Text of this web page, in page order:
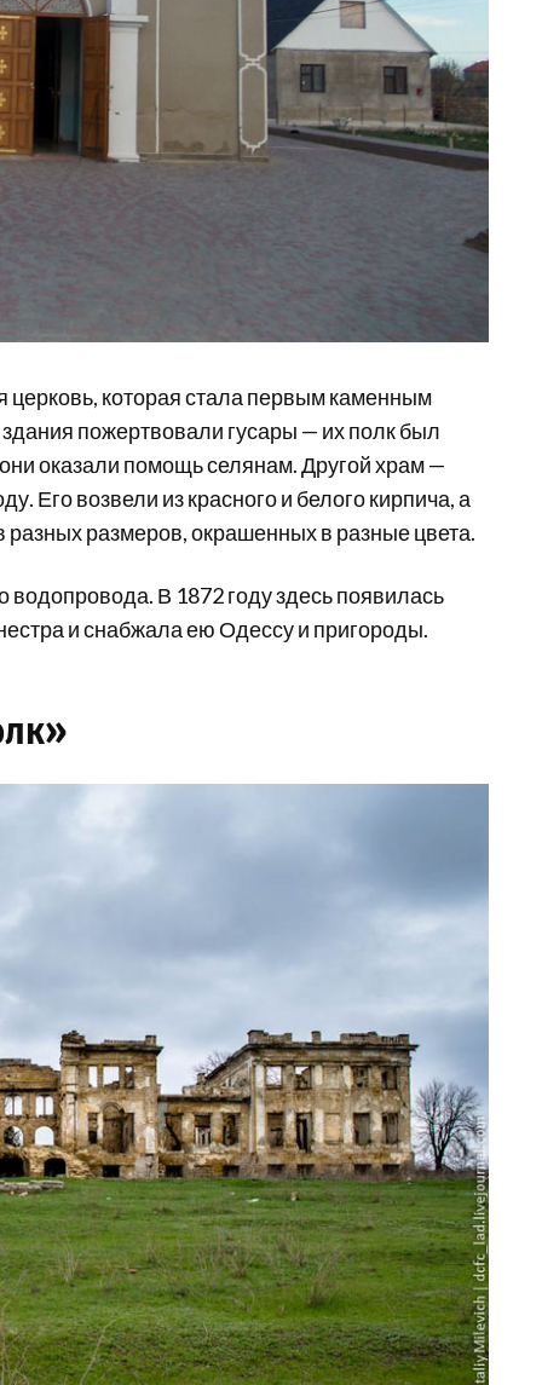
церковь, которая стала первым каменным
пожертвовали гусары — их полк был
оказали помощь селянам. Другой храм —
Его возвели из красного и белого кирпича, а
размеров, окрашенных в разные цвета.
водопровода. В 1872 году здесь появилась
и снабжала ею Одессу и пригороды.